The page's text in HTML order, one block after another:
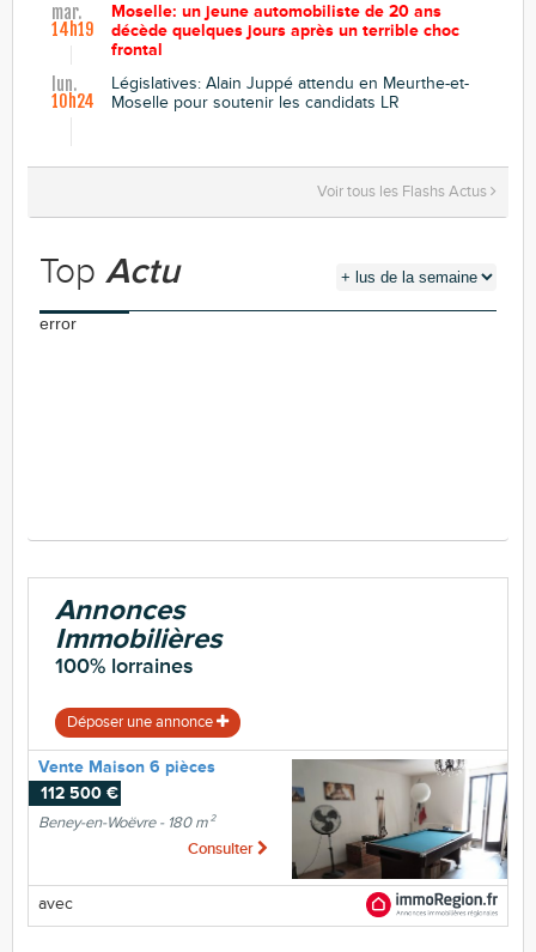
mar.
14h19
Moselle: un jeune automobiliste de 20 ans
décède quelques jours après un terrible choc
frontal
lun.
10h24
Législatives: Alain Juppé attendu en Meurthe-et-
Moselle pour soutenir les candidats LR
Voir tous les Flashs Actus
Top Actu
error
Annonces
Immobilières
100% lorraines
Déposer une annonce
Vente Maison 6 pièces
112 500 €
Beney-en-Woëvre - 180 m²
Consulter
avec